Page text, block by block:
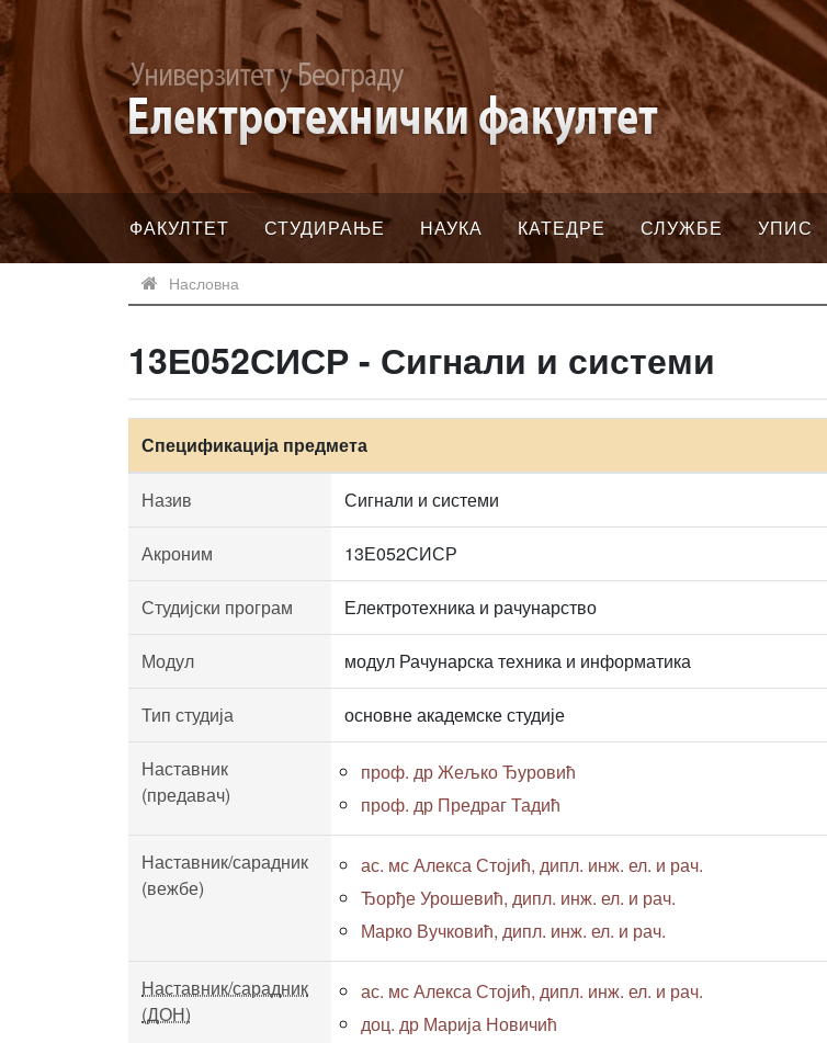
ФАКУЛТЕТ СТУДИРАЊЕ НАУКА КАТЕДРЕ СЛУЖБЕ УПИС
Насловна
13Е052СИСР - Сигнали и системи
Спецификација предмета
Назив Сигнали и системи
Акроним 13Е052СИСР
Студијски програм Електротехника и рачунарство
Модул модул Рачунарска техника и информатика
Тип студија основне академске студије
Наставник
(предавач)
проф. др Жељко Ђуровић
проф. др Предраг Тадић
Наставник/сарадник
(вежбе)
ас. мс Алекса Стојић, дипл. инж. ел. и рач.
Ђорђе Урошевић, дипл. инж. ел. и рач.
Марко Вучковић, дипл. инж. ел. и рач.
Наставник/сарадник
(ДОН)
ас. мс Алекса Стојић, дипл. инж. ел. и рач.
доц. др Марија Новичић